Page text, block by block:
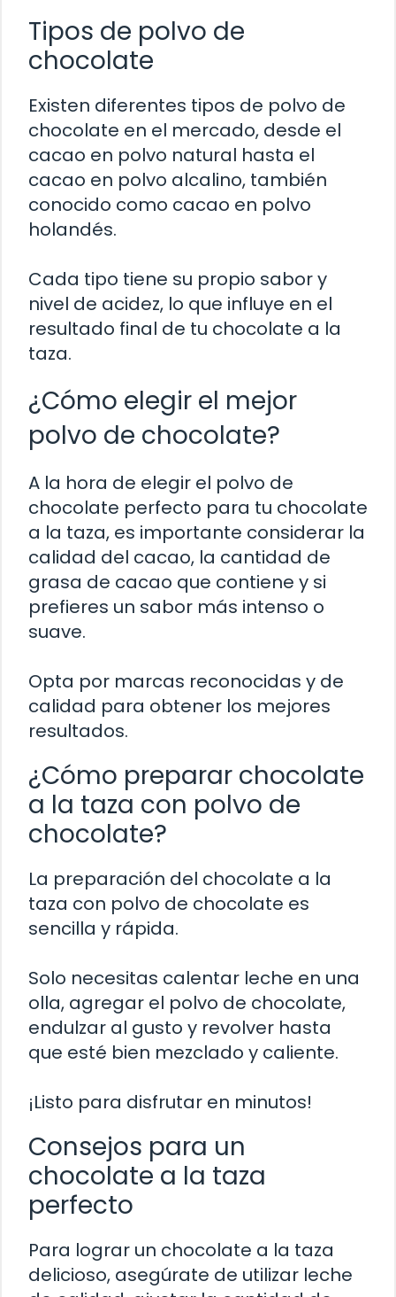
Tipos de polvo de
chocolate
Existen diferentes tipos de polvo de
chocolate en el mercado, desde el
cacao en polvo natural hasta el
cacao en polvo alcalino, también
conocido como cacao en polvo
holandés.
Cada tipo tiene su propio sabor y
nivel de acidez, lo que influye en el
resultado final de tu chocolate a la
taza.
¿Cómo elegir el mejor
polvo de chocolate?
A la hora de elegir el polvo de
chocolate perfecto para tu chocolate
a la taza, es importante considerar la
calidad del cacao, la cantidad de
grasa de cacao que contiene y si
prefieres un sabor más intenso o
suave.
Opta por marcas reconocidas y de
calidad para obtener los mejores
resultados.
¿Cómo preparar chocolate
a la taza con polvo de
chocolate?
La preparación del chocolate a la
taza con polvo de chocolate es
sencilla y rápida.
Solo necesitas calentar leche en una
olla, agregar el polvo de chocolate,
endulzar al gusto y revolver hasta
que esté bien mezclado y caliente.
¡Listo para disfrutar en minutos!
Consejos para un
chocolate a la taza
perfecto
Para lograr un chocolate a la taza
delicioso, asegúrate de utilizar leche